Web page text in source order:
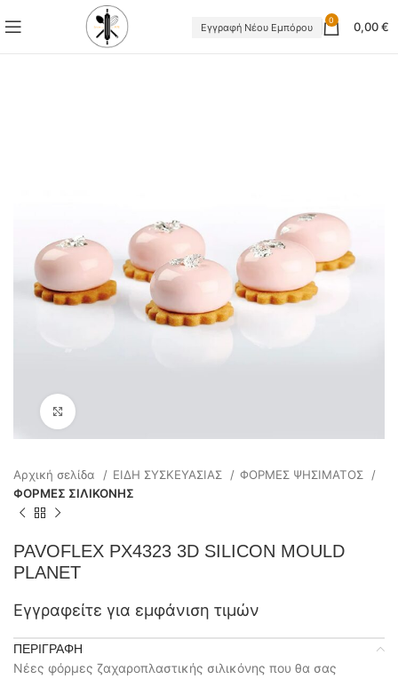
Εγγραφή Νέου Εμπόρου
0 0,00€
Αρχική σελίδα ΕΙΔΗ ΣΥΣΚΕΥΑΣΙΑΣ
ΦΟΡΜΕΣ ΨΗΣΙΜΑΤΟΣ
ΦΟΡΜΕΣ ΣΙΛΙΚΟΝΗΣ
PAVOFLEX PX4323 3D SILICON MOULD
PLANET
Εγγραφείτε για εμφάνιση τιμών
ΠΕΡΙΓΡΑΦΉ
Νέες φόρμες ζαχαροπλαστικής σιλικόνης που θα σας